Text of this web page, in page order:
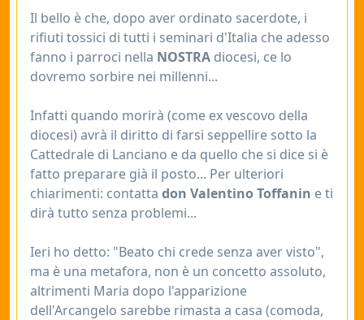
Il bello è che, dopo aver ordinato sacerdote, i
rifiuti tossici di tutti i seminari d'Italia che adesso
fanno i parroci nella NOSTRA diocesi, ce lo
dovremo sorbire nei millenni...
Infatti quando morirà (come ex vescovo della
diocesi) avrà il diritto di farsi seppellire sotto la
Cattedrale di Lanciano e da quello che si dice si è
fatto preparare già il posto... Per ulteriori
chiarimenti: contatta don Valentino Toffanin e ti
dirà tutto senza problemi...
Ieri ho detto: "Beato chi crede senza aver visto",
ma è una metafora, non è un concetto assoluto,
altrimenti Maria dopo l'apparizione
dell'Arcangelo sarebbe rimasta a casa (comoda,